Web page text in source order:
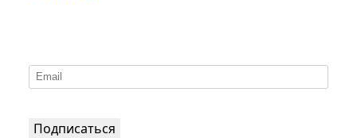
Подписаться